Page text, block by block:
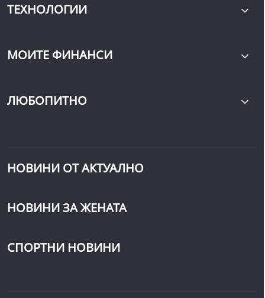
ТЕХНОЛОГИИ
МОИТЕ ФИНАНСИ
ЛЮБОПИТНО
НОВИНИ ОТ АКТУАЛНО
НОВИНИ ЗА ЖЕНАТА
СПОРТНИ НОВИНИ